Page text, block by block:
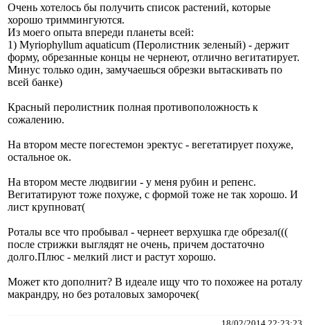
Очень хотелось бы получить список растений, которые
хорошо триммингуются.
Из моего опыта впереди планеты всей:
1) Myriophyllum aquaticum (Перолистник зеленый) - держит
форму, обрезанные концы не чернеют, отлично вегитатирует.
Минус только один, замучаешься обрезки вытаскивать по
всей банке)
Красный перолистник полная противоположность к
сожалению.
На втором месте погестемон эректус - вегетатирует похуже,
остальное ок.
На втором месте людвигии - у меня рубин и репенс.
Вегитатируют тоже похуже, с формой тоже не так хорошо. И
лист крупноват(
Роталы все что пробывал - чернеет верхушка где обрезал(((
после стрижки выглядят не очень, причем достаточно
долго.Плюс - мелкий лист и растут хорошо.
Может кто дополнит? В идеале ищу что то похожее на роталу
макрандру, но без роталовых заморочек(